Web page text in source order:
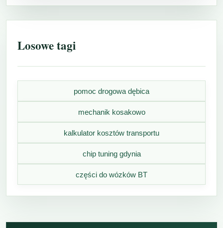
Losowe tagi
pomoc drogowa dębica
mechanik kosakowo
kalkulator kosztów transportu
chip tuning gdynia
części do wózków BT